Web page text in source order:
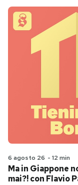
6 agosto 26 - 12 min
Ma in Giappone
mai?! con Flavio